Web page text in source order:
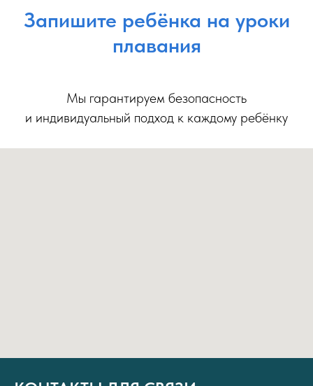
Запишите ребёнка на уроки
плавания
Мы гарантируем безопасность
и индивидуальный подход к каждому ребёнку